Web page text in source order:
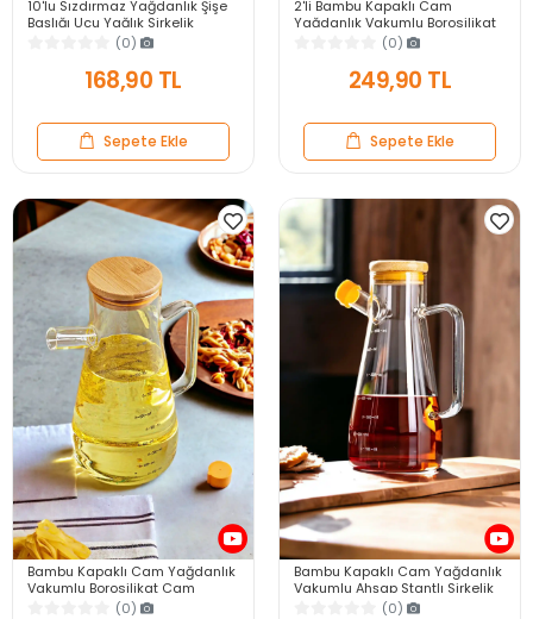
10'lu Sızdırmaz Yağdanlık Şişe
Başlığı Ucu Yağlık Sirkelik
Sosluk Tıpası Damlatmaz Şişe
(0)
168,90 TL
Sepete Ekle
2'li Bambu Kapaklı Cam
Yağdanlık Vakumlu Borosilikat
Cam Sirkelik Zeytinyağı Şişesi
Yağlık 900 ml.
(0)
249,90 TL
Sepete Ekle
Bambu Kapaklı Cam Yağdanlık
Vakumlu Borosilikat Cam
Sirkelik Zeytinyağı Şişesi Yağlık
(0)
Bambu Kapaklı Cam Yağdanlık
Vakumlu Ahşap Stantlı Sirkelik
Zeytinyağı Şişesi Yağlık 900 ml
(0)